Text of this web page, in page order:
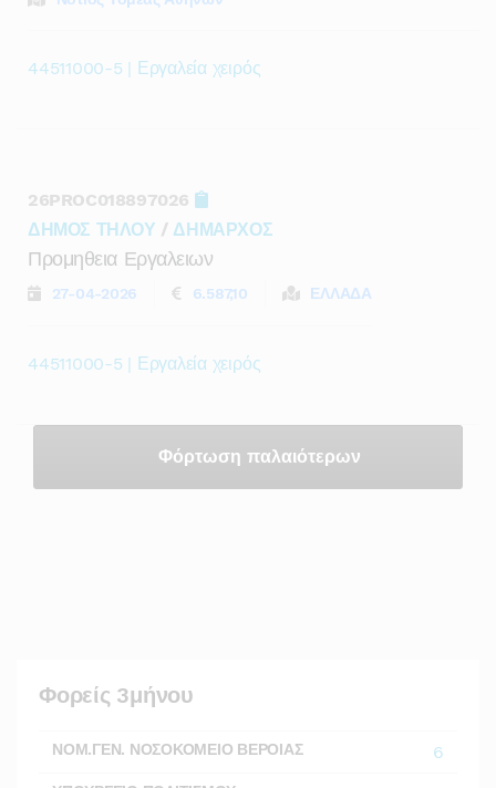
Φορείς 3μήνου
ΝΟΜ.ΓΕΝ. ΝΟΣΟΚΟΜΕΙΟ ΒΕΡΟΙΑΣ 6
44511000-5 | Εργαλεία χειρός
26PROC018897026
ΔΗΜΟΣ ΤΗΛΟΥ / ΔΗΜΑΡΧΟΣ
Προμηθεια Εργαλειων
27-04-2026 6.587,10 ΕΛΛΑΔΑ
44511000-5 | Εργαλεία χειρός
Φόρτωση παλαιότερων